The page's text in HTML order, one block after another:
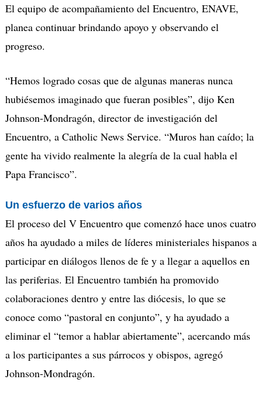
El equipo de acompañamiento del Encuentro, ENAVE,
planea continuar brindando apoyo y observando el
progreso.
“Hemos logrado cosas que de algunas maneras nunca
hubiésemos imaginado que fueran posibles”, dijo Ken
Johnson-Mondragón, director de investigación del
Encuentro, a Catholic News Service. “Muros han caído; la
gente ha vivido realmente la alegría de la cual habla el
Papa Francisco”.
Un esfuerzo de varios años
El proceso del V Encuentro que comenzó hace unos cuatro
años ha ayudado a miles de líderes ministeriales hispanos a
participar en diálogos llenos de fe y a llegar a aquellos en
las periferias. El Encuentro también ha promovido
colaboraciones dentro y entre las diócesis, lo que se
conoce como “pastoral en conjunto”, y ha ayudado a
eliminar el “temor a hablar abiertamente”, acercando más
a los participantes a sus párrocos y obispos, agregó
Johnson-Mondragón.